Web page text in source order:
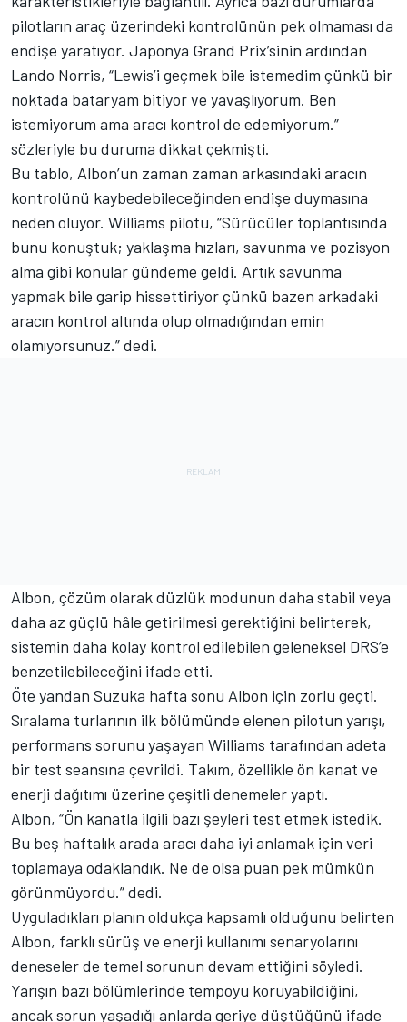
pilotların araç üzerindeki kontrolünün pek olmaması da
endişe yaratıyor. Japonya Grand Prix’sinin ardından
Lando Norris, “Lewis’i geçmek bile istemedim çünkü bir
noktada bataryam bitiyor ve yavaşlıyorum. Ben
istemiyorum ama aracı kontrol de edemiyorum.”
sözleriyle bu duruma dikkat çekmişti.
Bu tablo, Albon’un zaman zaman arkasındaki aracın
kontrolünü kaybedebileceğinden endişe duymasına
neden oluyor. Williams pilotu, “Sürücüler toplantısında
bunu konuştuk; yaklaşma hızları, savunma ve pozisyon
alma gibi konular gündeme geldi. Artık savunma
yapmak bile garip hissettiriyor çünkü bazen arkadaki
aracın kontrol altında olup olmadığından emin
olamıyorsunuz.” dedi.
Albon, çözüm olarak düzlük modunun daha stabil veya
daha az güçlü hâle getirilmesi gerektiğini belirterek,
sistemin daha kolay kontrol edilebilen geleneksel DRS’e
benzetilebileceğini ifade etti.
Öte yandan Suzuka hafta sonu Albon için zorlu geçti.
Sıralama turlarının ilk bölümünde elenen pilotun yarışı,
performans sorunu yaşayan Williams tarafından adeta
bir test seansına çevrildi. Takım, özellikle ön kanat ve
enerji dağıtımı üzerine çeşitli denemeler yaptı.
Albon, “Ön kanatla ilgili bazı şeyleri test etmek istedik.
Bu beş haftalık arada aracı daha iyi anlamak için veri
toplamaya odaklandık. Ne de olsa puan pek mümkün
görünmüyordu.” dedi.
Uyguladıkları planın oldukça kapsamlı olduğunu belirten
Albon, farklı sürüş ve enerji kullanımı senaryolarını
deneseler de temel sorunun devam ettiğini söyledi.
Yarışın bazı bölümlerinde tempoyu koruyabildiğini,
ancak sorun yaşadığı anlarda geriye düştüğünü ifade